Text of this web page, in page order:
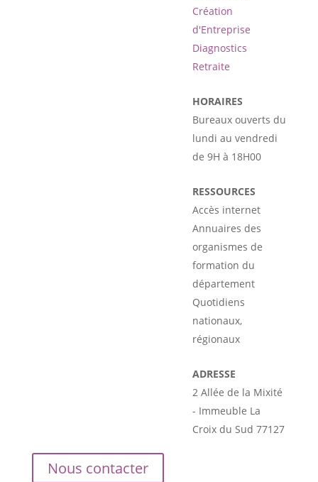
Création
d'Entreprise
Diagnostics
Retraite
HORAIRES
Bureaux ouverts du
lundi au vendredi
de 9H à 18H00
RESSOURCES
Accès internet
Annuaires des
organismes de
formation du
département
Quotidiens
nationaux,
régionaux
ADRESSE
2 Allée de la Mixité
- Immeuble La
Croix du Sud 77127
Nous contacter